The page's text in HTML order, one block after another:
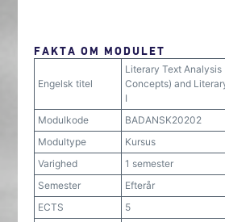
FAKTA OM MODULET
Engelsk titel
Literary Text
Concepts) and
I
Modulkode
BADANSK20202
Modultype
Kursus
Varighed
1 semester
Semester
Efterår
ECTS
5